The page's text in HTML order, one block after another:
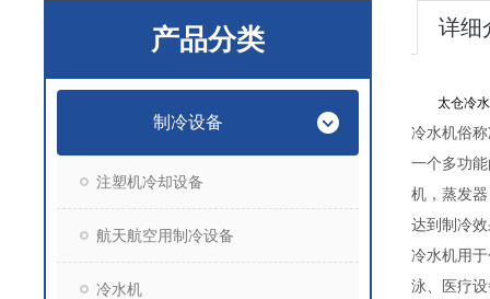
产品分类
制冷设备
注塑机冷却设备
航天航空用制冷设备
冷水机
详细
太仓冷
冷水机俗
一个多功
机，蒸发
达到制冷
冷水机用
泳、医疗